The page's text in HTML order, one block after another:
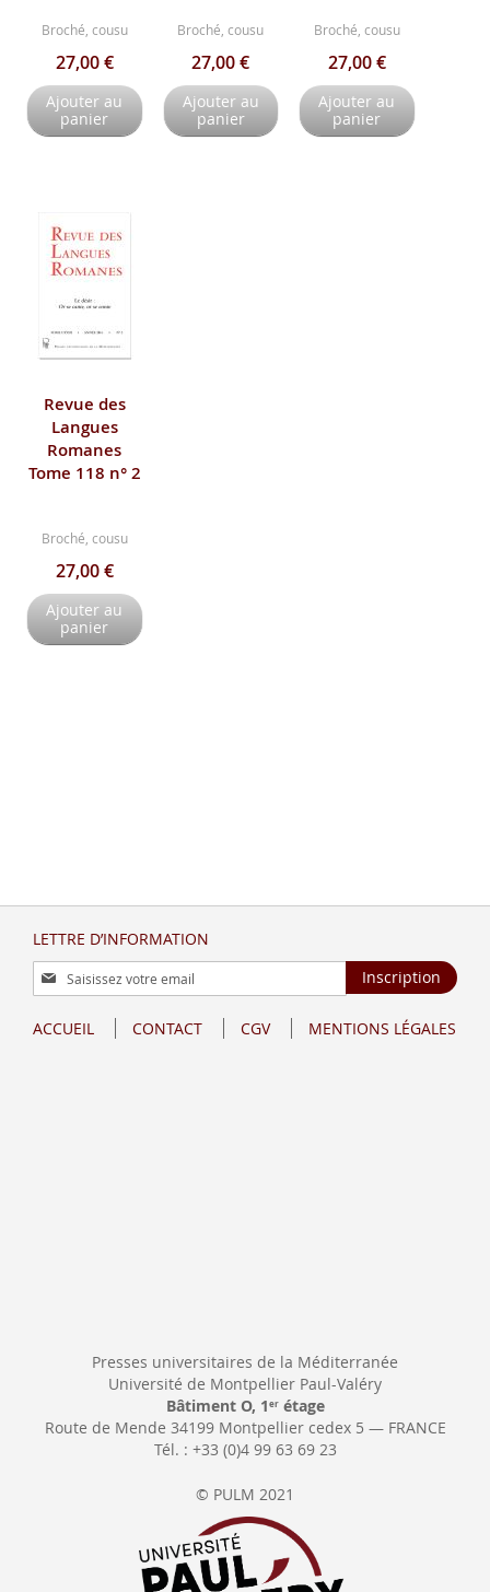
Broché, cousu
27,00 €
Ajouter au
panier
Broché, cousu
27,00 €
Ajouter au
panier
Broché, cousu
27,00 €
Ajouter au
panier
Revue des
Langues
Romanes
Tome 118 n° 2
Broché, cousu
27,00 €
Ajouter au
panier
LETTRE D’INFORMATION
Inscription
à
lettre
Inscription
ACCUEIL CONTACT CGV MENTIONS LÉGALES
Presses universitaires de la Méditerranée
Université de Montpellier Paul-Valéry
Bâtiment O, 1 erétage
Route de Mende 34199 Montpellier cedex 5 — FRANCE
Tél. : +33 (0)4 99 63 69 23
© PULM 2021